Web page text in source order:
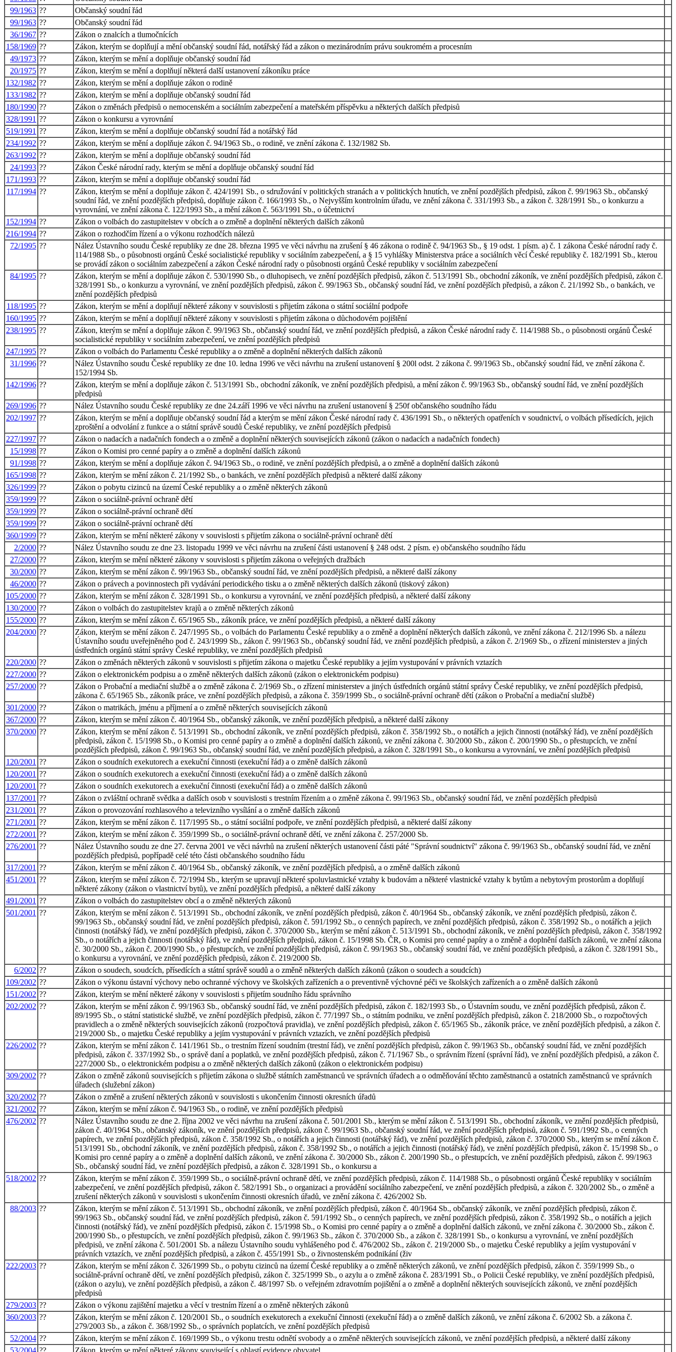
99/1963 ??
Občanský soudní řád
99/1963 ??
Občanský soudní řád
36/1967 ??
Zákon o znalcích a tlumočnících
158/1969 ??
Zákon, kterým se doplňují a mění občanský soudní řád, notářský řád a zákon o mezinárodním právu soukromém a procesním
49/1973 ??
Zákon, kterým se mění a doplňuje občanský soudní řád
20/1975 ??
Zákon, kterým se mění a doplňují některá další ustanovení zákoníku práce
132/1982 ??
Zákon, kterým se mění a doplňuje zákon o rodině
133/1982 ??
Zákon, kterým se mění a doplňuje občanský soudní řád
180/1990 ??
Zákon o změnách předpisů o nemocenském a sociálním zabezpečení a mateřském příspěvku a některých dalších předpisů
328/1991 ??
Zákon o konkursu a vyrovnání
519/1991 ??
Zákon, kterým se mění a doplňuje občanský soudní řád a notářský řád
234/1992 ??
Zákon, kterým se mění a doplňuje zákon č. 94/1963 Sb., o rodině, ve znění zákona č. 132/1982 Sb.
263/1992 ??
Zákon, kterým se mění a doplňuje občanský soudní řád
24/1993 ??
Zákon České národní rady, kterým se mění a doplňuje občanský soudní řád
171/1993 ??
Zákon, kterým se mění a doplňuje občanský soudní řád
117/1994 ??
Zákon, kterým se mění a doplňuje zákon č. 424/1991 Sb., o sdružování v politických stranách a v politických hnutích, ve znění pozdějších předpisů, zákon č. 99/1963 Sb., občanský
soudní řád, ve znění pozdějších předpisů, doplňuje zákon č. 166/1993 Sb., o Nejvyšším kontrolním úřadu, ve znění zákona č. 331/1993 Sb., a zákon č. 328/1991 Sb., o konkurzu a
vyrovnání, ve znění zákona č. 122/1993 Sb., a mění zákon č. 563/1991 Sb., o účetnictví
152/1994 ??
Zákon o volbách do zastupitelstev v obcích a o změně a doplnění některých dalších zákonů
216/1994 ??
Zákon o rozhodčím řízení a o výkonu rozhodčích nálezů
72/1995 ??
Nález Ústavního soudu České republiky ze dne 28. března 1995 ve věci návrhu na zrušení § 46 zákona o rodině č. 94/1963 Sb., § 19 odst. 1 písm. a) č. 1 zákona České národní rady č.
114/1988 Sb., o působnosti orgánů České socialistické republiky v sociálním zabezpečení, a § 15 vyhlášky Ministerstva práce a sociálních věcí České republiky č. 182/1991 Sb., kterou
se provádí zákon o sociálním zabezpečení a zákon České národní rady o působnosti orgánů České republiky v sociálním zabezpečení
84/1995 ??
Zákon, kterým se mění a doplňuje zákon č. 530/1990 Sb., o dluhopisech, ve znění pozdějších předpisů, zákon č. 513/1991 Sb., obchodní zákoník, ve znění pozdějších předpisů, zákon č.
328/1991 Sb., o konkurzu a vyrovnání, ve znění pozdějších předpisů, zákon č. 99/1963 Sb., občanský soudní řád, ve znění pozdějších předpisů, a zákon č. 21/1992 Sb., o bankách, ve
znění pozdějších předpisů
118/1995 ??
Zákon, kterým se mění a doplňují některé zákony v souvislosti s přijetím zákona o státní sociální podpoře
160/1995 ??
Zákon, kterým se mění a doplňují některé zákony v souvislosti s přijetím zákona o důchodovém pojištění
238/1995 ??
Zákon, kterým se mění a doplňuje zákon č. 99/1963 Sb., občanský soudní řád, ve znění pozdějších předpisů, a zákon České národní rady č. 114/1988 Sb., o působnosti orgánů České
socialistické republiky v sociálním zabezpečení, ve znění pozdějších předpisů
247/1995 ??
Zákon o volbách do Parlamentu České republiky a o změně a doplnění některých dalších zákonů
31/1996 ??
Nález Ústavního soudu České republiky ze dne 10. ledna 1996 ve věci návrhu na zrušení ustanovení § 200l odst. 2 zákona č. 99/1963 Sb., občanský soudní řád, ve znění zákona č.
152/1994 Sb.
142/1996 ??
Zákon, kterým se mění a doplňuje zákon č. 513/1991 Sb., obchodní zákoník, ve znění pozdějších předpisů, a mění zákon č. 99/1963 Sb., občanský soudní řád, ve znění pozdějších
předpisů
269/1996 ??
Nález Ústavního soudu České republiky ze dne 24.září 1996 ve věci návrhu na zrušení ustanovení § 250f občanského soudního řádu
202/1997 ??
Zákon, kterým se mění a doplňuje občanský soudní řád a kterým se mění zákon České národní rady č. 436/1991 Sb., o některých opatřeních v soudnictví, o volbách přísedících, jejich
zproštění a odvolání z funkce a o státní správě soudů České republiky, ve znění pozdějších předpisů
227/1997 ??
Zákon o nadacích a nadačních fondech a o změně a doplnění některých souvisejících zákonů (zákon o nadacích a nadačních fondech)
15/1998 ??
Zákon o Komisi pro cenné papíry a o změně a doplnění dalších zákonů
91/1998 ??
Zákon, kterým se mění a doplňuje zákon č. 94/1963 Sb., o rodině, ve znění pozdějších předpisů, a o změně a doplnění dalších zákonů
165/1998 ??
Zákon, kterým se mění zákon č. 21/1992 Sb., o bankách, ve znění pozdějších předpisů a některé další zákony
326/1999 ??
Zákon o pobytu cizinců na území České republiky a o změně některých zákonů
359/1999 ??
Zákon o sociálně-právní ochraně dětí
359/1999 ??
Zákon o sociálně-právní ochraně dětí
359/1999 ??
Zákon o sociálně-právní ochraně dětí
360/1999 ??
Zákon, kterým se mění některé zákony v souvislosti s přijetím zákona o sociálně-právní ochraně dětí
2/2000 ??
Nález Ústavního soudu ze dne 23. listopadu 1999 ve věci návrhu na zrušení části ustanovení § 248 odst. 2 písm. e) občanského soudního řádu
27/2000 ??
Zákon, kterým se mění některé zákony v souvislosti s přijetím zákona o veřejných dražbách
30/2000 ??
Zákon, kterým se mění zákon č. 99/1963 Sb., občanský soudní řád, ve znění pozdějších předpisů, a některé další zákony
46/2000 ??
Zákon o právech a povinnostech při vydávání periodického tisku a o změně některých dalších zákonů (tiskový zákon)
105/2000 ??
Zákon, kterým se mění zákon č. 328/1991 Sb., o konkursu a vyrovnání, ve znění pozdějších předpisů, a některé další zákony
130/2000 ??
Zákon o volbách do zastupitelstev krajů a o změně některých zákonů
155/2000 ??
Zákon, kterým se mění zákon č. 65/1965 Sb., zákoník práce, ve znění pozdějších předpisů, a některé další zákony
204/2000 ??
Zákon, kterým se mění zákon č. 247/1995 Sb., o volbách do Parlamentu České republiky a o změně a doplnění některých dalších zákonů, ve znění zákona č. 212/1996 Sb. a nálezu
Ústavního soudu uveřejněného pod č. 243/1999 Sb., zákon č. 99/1963 Sb., občanský soudní řád, ve znění pozdějších předpisů, a zákon č. 2/1969 Sb., o zřízení ministerstev a jiných
ústředních orgánů státní správy České republiky, ve znění pozdějších předpisů
220/2000 ??
Zákon o změnách některých zákonů v souvislosti s přijetím zákona o majetku České republiky a jejím vystupování v právních vztazích
227/2000 ??
Zákon o elektronickém podpisu a o změně některých dalších zákonů (zákon o elektronickém podpisu)
257/2000 ??
Zákon o Probační a mediační službě a o změně zákona č. 2/1969 Sb., o zřízení ministerstev a jiných ústředních orgánů státní správy České republiky, ve znění pozdějších předpisů,
zákona č. 65/1965 Sb., zákoník práce, ve znění pozdějších předpisů, a zákona č. 359/1999 Sb., o sociálně-právní ochraně dětí (zákon o Probační a mediační službě)
301/2000 ??
Zákon o matrikách, jménu a příjmení a o změně některých souvisejících zákonů
367/2000 ??
Zákon, kterým se mění zákon č. 40/1964 Sb., občanský zákoník, ve znění pozdějších předpisů, a některé další zákony
370/2000 ??
Zákon, kterým se mění zákon č. 513/1991 Sb., obchodní zákoník, ve znění pozdějších předpisů, zákon č. 358/1992 Sb., o notářích a jejich činnosti (notářský řád), ve znění pozdějších
předpisů, zákon č. 15/1998 Sb., o Komisi pro cenné papíry a o změně a doplnění dalších zákonů, ve znění zákona č. 30/2000 Sb., zákon č. 200/1990 Sb., o přestupcích, ve znění
pozdějších předpisů, zákon č. 99/1963 Sb., občanský soudní řád, ve znění pozdějších předpisů, a zákon č. 328/1991 Sb., o konkursu a vyrovnání, ve znění pozdějších předpisů
120/2001 ??
Zákon o soudních exekutorech a exekuční činnosti (exekuční řád) a o změně dalších zákonů
120/2001 ??
Zákon o soudních exekutorech a exekuční činnosti (exekuční řád) a o změně dalších zákonů
120/2001 ??
Zákon o soudních exekutorech a exekuční činnosti (exekuční řád) a o změně dalších zákonů
137/2001 ??
Zákon o zvláštní ochraně svědka a dalších osob v souvislosti s trestním řízením a o změně zákona č. 99/1963 Sb., občanský soudní řád, ve znění pozdějších předpisů
231/2001 ??
Zákon o provozování rozhlasového a televizního vysílání a o změně dalších zákonů
271/2001 ??
Zákon, kterým se mění zákon č. 117/1995 Sb., o státní sociální podpoře, ve znění pozdějších předpisů, a některé další zákony
272/2001 ??
Zákon, kterým se mění zákon č. 359/1999 Sb., o sociálně-právní ochraně dětí, ve znění zákona č. 257/2000 Sb.
276/2001 ??
Nález Ústavního soudu ze dne 27. června 2001 ve věci návrhů na zrušení některých ustanovení části páté "Správní soudnictví" zákona č. 99/1963 Sb., občanský soudní řád, ve znění
pozdějších předpisů, popřípadě celé této části občanského soudního řádu
317/2001 ??
Zákon, kterým se mění zákon č. 40/1964 Sb., občanský zákoník, ve znění pozdějších předpisů, a o změně dalších zákonů
451/2001 ??
Zákon, kterým se mění zákon č. 72/1994 Sb., kterým se upravují některé spoluvlastnické vztahy k budovám a některé vlastnické vztahy k bytům a nebytovým prostorům a doplňují
některé zákony (zákon o vlastnictví bytů), ve znění pozdějších předpisů, a některé další zákony
491/2001 ??
Zákon o volbách do zastupitelstev obcí a o změně některých zákonů
501/2001 ??
Zákon, kterým se mění zákon č. 513/1991 Sb., obchodní zákoník, ve znění pozdějších předpisů, zákon č. 40/1964 Sb., občanský zákoník, ve znění pozdějších předpisů, zákon č.
99/1963 Sb., občanský soudní řád, ve znění pozdějších předpisů, zákon č. 591/1992 Sb., o cenných papírech, ve znění pozdějších předpisů, zákon č. 358/1992 Sb., o notářích a jejich
činnosti (notářský řád), ve znění pozdějších předpisů, zákon č. 370/2000 Sb., kterým se mění zákon č. 513/1991 Sb., obchodní zákoník, ve znění pozdějších předpisů, zákon č. 358/1992
Sb., o notářích a jejich činnosti (notářský řád), ve znění pozdějších předpisů, zákon č. 15/1998 Sb. ČR, o Komisi pro cenné papíry a o změně a doplnění dalších zákonů, ve znění zákona
č. 30/2000 Sb., zákon č. 200/1990 Sb., o přestupcích, ve znění pozdějších předpisů, zákon č. 99/1963 Sb., občanský soudní řád, ve znění pozdějších předpisů, a zákon č. 328/1991 Sb.,
o konkursu a vyrovnání, ve znění pozdějších předpisů, zákon č. 219/2000 Sb.
6/2002 ??
Zákon o soudech, soudcích, přísedících a státní správě soudů a o změně některých dalších zákonů (zákon o soudech a soudcích)
109/2002 ??
Zákon o výkonu ústavní výchovy nebo ochranné výchovy ve školských zařízeních a o preventivně výchovné péči ve školských zařízeních a o změně dalších zákonů
151/2002 ??
Zákon, kterým se mění některé zákony v souvislosti s přijetím soudního řádu správního
202/2002 ??
Zákon, kterým se mění zákon č. 99/1963 Sb., občanský soudní řád, ve znění pozdějších předpisů, zákon č. 182/1993 Sb., o Ústavním soudu, ve znění pozdějších předpisů, zákon č.
89/1995 Sb., o státní statistické službě, ve znění pozdějších předpisů, zákon č. 77/1997 Sb., o státním podniku, ve znění pozdějších předpisů, zákon č. 218/2000 Sb., o rozpočtových
pravidlech a o změně některých souvisejících zákonů (rozpočtová pravidla), ve znění pozdějších předpisů, zákon č. 65/1965 Sb., zákoník práce, ve znění pozdějších předpisů, a zákon č.
219/2000 Sb., o majetku České republiky a jejím vystupování v právních vztazích, ve znění pozdějších předpisů
226/2002 ??
Zákon, kterým se mění zákon č. 141/1961 Sb., o trestním řízení soudním (trestní řád), ve znění pozdějších předpisů, zákon č. 99/1963 Sb., občanský soudní řád, ve znění pozdějších
předpisů, zákon č. 337/1992 Sb., o správě daní a poplatků, ve znění pozdějších předpisů, zákon č. 71/1967 Sb., o správním řízení (správní řád), ve znění pozdějších předpisů, a zákon č.
227/2000 Sb., o elektronickém podpisu a o změně některých dalších zákonů (zákon o elektronickém podpisu)
309/2002 ??
Zákon o změně zákonů souvisejících s přijetím zákona o službě státních zaměstnanců ve správních úřadech a o odměňování těchto zaměstnanců a ostatních zaměstnanců ve správních
úřadech (služební zákon)
320/2002 ??
Zákon o změně a zrušení některých zákonů v souvislosti s ukončením činnosti okresních úřadů
321/2002 ??
Zákon, kterým se mění zákon č. 94/1963 Sb., o rodině, ve znění pozdějších předpisů
476/2002 ??
Nález Ústavního soudu ze dne 2. října 2002 ve věci návrhu na zrušení zákona č. 501/2001 Sb., kterým se mění zákon č. 513/1991 Sb., obchodní zákoník, ve znění pozdějších předpisů,
zákon č. 40/1964 Sb., občanský zákoník, ve znění pozdějších předpisů, zákon č. 99/1963 Sb., občanský soudní řád, ve znění pozdějších předpisů, zákon č. 591/1992 Sb., o cenných
papírech, ve znění pozdějších předpisů, zákon č. 358/1992 Sb., o notářích a jejich činnosti (notářský řád), ve znění pozdějších předpisů, zákon č. 370/2000 Sb., kterým se mění zákon č.
513/1991 Sb., obchodní zákoník, ve znění pozdějších předpisů, zákon č. 358/1992 Sb., o notářích a jejich činnosti (notářský řád), ve znění pozdějších předpisů, zákon č. 15/1998 Sb., o
Komisi pro cenné papíry a o změně a doplnění dalších zákonů, ve znění zákona č. 30/2000 Sb., zákon č. 200/1990 Sb., o přestupcích, ve znění pozdějších předpisů, zákon č. 99/1963
Sb., občanský soudní řád, ve znění pozdějších předpisů, a zákon č. 328/1991 Sb., o konkursu a
518/2002 ??
Zákon, kterým se mění zákon č. 359/1999 Sb., o sociálně-právní ochraně dětí, ve znění pozdějších předpisů, zákon č. 114/1988 Sb., o působnosti orgánů České republiky v sociálním
zabezpečení, ve znění pozdějších předpisů, zákon č. 582/1991 Sb., o organizaci a provádění sociálního zabezpečení, ve znění pozdějších předpisů, a zákon č. 320/2002 Sb., o změně a
zrušení některých zákonů v souvislosti s ukončením činnosti okresních úřadů, ve znění zákona č. 426/2002 Sb.
88/2003 ??
Zákon, kterým se mění zákon č. 513/1991 Sb., obchodní zákoník, ve znění pozdějších předpisů, zákon č. 40/1964 Sb., občanský zákoník, ve znění pozdějších předpisů, zákon č.
99/1963 Sb., občanský soudní řád, ve znění pozdějších předpisů, zákon č. 591/1992 Sb., o cenných papírech, ve znění pozdějších předpisů, zákon č. 358/1992 Sb., o notářích a jejich
činnosti (notářský řád), ve znění pozdějších předpisů, zákon č. 15/1998 Sb., o Komisi pro cenné papíry a o změně a doplnění dalších zákonů, ve znění zákona č. 30/2000 Sb., zákon č.
200/1990 Sb., o přestupcích, ve znění pozdějších předpisů, zákon č. 99/1963 Sb., zákon č. 370/2000 Sb., a zákon č. 328/1991 Sb., o konkursu a vyrovnání, ve znění pozdějších
předpisů, ve znění zákona č. 501/2001 Sb. a nálezu Ústavního soudu vyhlášeného pod č. 476/2002 Sb., zákon č. 219/2000 Sb., o majetku České republiky a jejím vystupování v
právních vztazích, ve znění pozdějších předpisů, a zákon č. 455/1991 Sb., o živnostenském podnikání (živ
222/2003 ??
Zákon, kterým se mění zákon č. 326/1999 Sb., o pobytu cizinců na území České republiky a o změně některých zákonů, ve znění pozdějších předpisů, zákon č. 359/1999 Sb., o
sociálně-právní ochraně dětí, ve znění pozdějších předpisů, zákon č. 325/1999 Sb., o azylu a o změně zákona č. 283/1991 Sb., o Policii České republiky, ve znění pozdějších předpisů,
(zákon o azylu), ve znění pozdějších předpisů, a zákon č. 48/1997 Sb. o veřejném zdravotním pojištění a o změně a doplnění některých souvisejících zákonů, ve znění pozdějších
předpisů
279/2003 ??
Zákon o výkonu zajištění majetku a věcí v trestním řízení a o změně některých zákonů
360/2003 ??
Zákon, kterým se mění zákon č. 120/2001 Sb., o soudních exekutorech a exekuční činnosti (exekuční řád) a o změně dalších zákonů, ve znění zákona č. 6/2002 Sb. a zákona č.
279/2003 Sb., a zákon č. 368/1992 Sb., o správních poplatcích, ve znění pozdějších předpisů
52/2004 ??
Zákon, kterým se mění zákon č. 169/1999 Sb., o výkonu trestu odnětí svobody a o změně některých souvisejících zákonů, ve znění pozdějších předpisů, a některé další zákony
53/2004 ?? Zákon, kterým se mění některé zákony související s oblastí evidence obyvatel